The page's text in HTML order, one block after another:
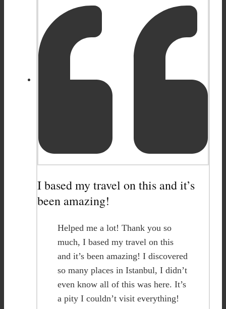
I based my travel on this and it’s
been amazing!
Helped me a lot! Thank you so
much, I based my travel on this
and it’s been amazing! I discovered
so many places in Istanbul, I didn’t
even know all of this was here. It’s
a pity I couldn’t visit everything!